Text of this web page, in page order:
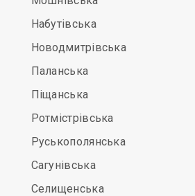
Набутівська
Новодмитрівська
Паланська
Піщанська
Ротмістрівська
Руськополянська
Сагунівська
Селищенська